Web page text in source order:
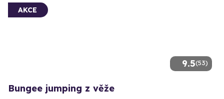
9.5(53)
AKCE
Bungee jumping z věže